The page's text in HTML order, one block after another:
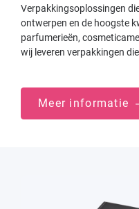
Verpakkingsoplossingen
ontwerpen en de hoogste
parfumerieën,
wij leveren verpakkingen
Meer informatie